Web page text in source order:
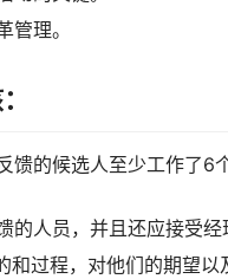
理。
馈的候选人至少工作了
人员，并且还应接受经
过程，对他们的期望以